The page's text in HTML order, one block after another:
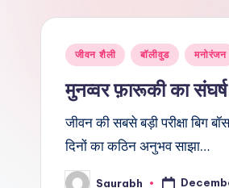
और
विश्व
Posted
जीवन शैली बॉलीवुड मनोरंजन
मुनव्वर फ़ारूकी का
जीवन की सबसे बड़ी परीक्षा बिग
दिनों का कठिन अनुभव साझा…
Saurabh